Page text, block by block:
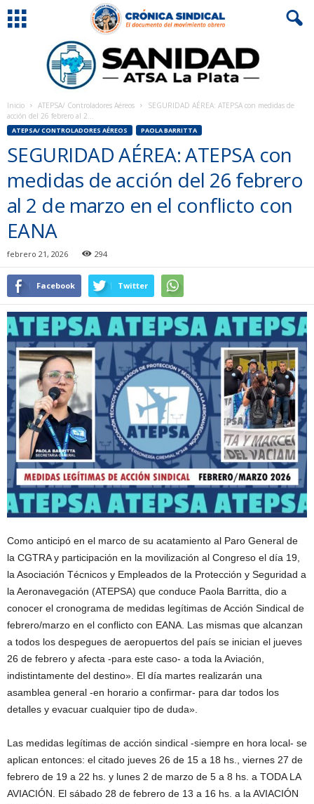
Inicio ATEPSA/ Controladores Aéreos
SEGURIDAD AÉREA: ATEPSA con medidas de
acción del 26 febrero al 2...
ATEPSA/ CONTROLADORES AÉREOS PAOLA BARRITTA
SEGURIDAD AÉREA: ATEPSA con
medidas de acción del 26 febrero
al 2 de marzo en el conflicto con
EANA
febrero 21, 2026 294
Facebook Twitter
Como anticipó en el marco de su acatamiento al Paro General de
la CGTRA y participación en la movilización al Congreso el día 19,
la Asociación Técnicos y Empleados de la Protección y Seguridad a
la Aeronavegación (ATEPSA) que conduce Paola Barritta, dio a
conocer el cronograma de medidas legítimas de Acción Sindical de
febrero/marzo en el conflicto con EANA. Las mismas que alcanzan
a todos los despegues de aeropuertos del país se inician el jueves
26 de febrero y afecta -para este caso- a toda la Aviación,
indistintamente del destino». El día martes realizarán una
asamblea general -en horario a confirmar- para dar todos los
detalles y evacuar cualquier tipo de duda».
Las medidas legítimas de acción sindical -siempre en hora local- se
aplican entonces: el citado jueves 26 de 15 a 18 hs., viernes 27 de
febrero de 19 a 22 hs. y lunes 2 de marzo de 5 a 8 hs. a TODA LA
AVIACIÓN. El sábado 28 de febrero de 13 a 16 hs. a la AVIACIÓN